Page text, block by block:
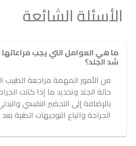
الأسئلة الشائعة
ما هي العوامل التي يجب
شد الجلد؟
من الأمور المهمة مراجعة الطبيب
حالة الجلد وتحديد ما إذا كانت
بالإضافة إلى التحضير النفسي
الجراحة واتباع التوجيهات الطبية